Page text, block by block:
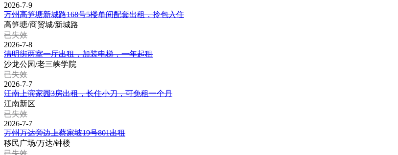
2026-7-9
万州高笋塘新城路168号5楼单间配套出租，拎包入住
高笋塘/商贸城/新城路
已失效
2026-7-8
清明街两室一厅出租，加装电梯，一年起租
沙龙公园/老三峡学院
已失效
2026-7-7
江南上滨家园3房出租，长住小刀，可免租一个月
江南新区
已失效
2026-7-7
万州万达旁边上蔡家坡19号801出租
移民广场/万达/钟楼
已失效